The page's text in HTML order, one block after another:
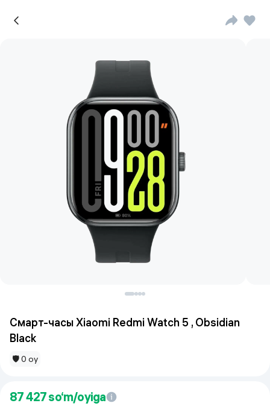
Смарт-часы Xiaomi Redmi Watch 5 , Obsidian
Black
🛡 0 oy
87 427so‘m/oyiga